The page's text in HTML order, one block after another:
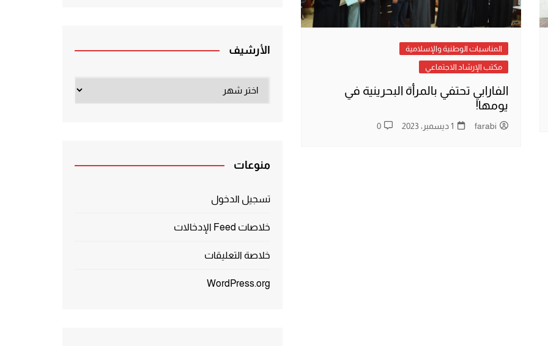
المناسبات الوطنية والإسلامية
مكتب الإرشاد الاجتماعي
الفارابي تحتفي بالمرأة البحرينية في
يومها!
farabi 1 ديسمبر، 2023 0
الأرشيف
منوعات
تسجيل الدخول
خلاصات Feed الإدخالات
خلاصة التعليقات
WordPress.org